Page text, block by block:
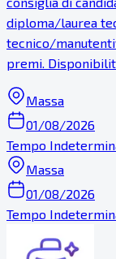
diploma/laurea
tecnico/
premi.
Massa
01/08/2026
Tempo
Massa
01/08/2026
Tempo